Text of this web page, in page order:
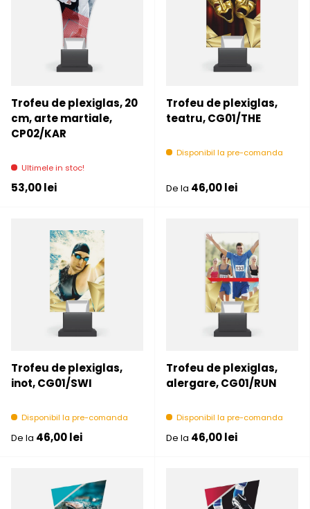
Trofeu de plexiglas, 20
cm, arte martiale,
CP02/KAR
Ultimele in stoc!
Pret initial
53,00 lei
Trofeu de plexiglas,
teatru, CG01/THE
Disponibil la pre-comanda
Pret initial
De la 46,00 lei
Trofeu de plexiglas,
inot, CG01/SWI
Disponibil la pre-comanda
Pret initial
De la 46,00 lei
Trofeu de plexiglas,
alergare, CG01/RUN
Disponibil la pre-comanda
Pret initial
De la 46,00 lei